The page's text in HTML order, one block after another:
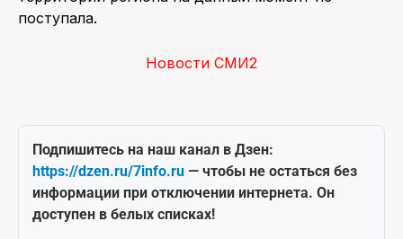
поступала.
Новости СМИ2
Подпишитесь на наш канал в Дзен:
https://dzen.ru/7info.ru — чтобы не остаться без
информации при отключении интернета. Он
доступен в белых списках!